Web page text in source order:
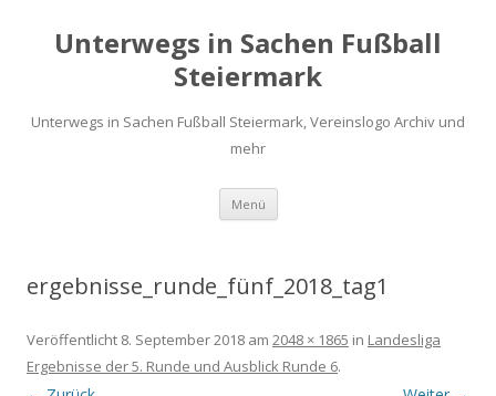
Unterwegs in Sachen Fußball
Steiermark
Unterwegs in Sachen Fußball Steiermark, Vereinslogo Archiv und
mehr
Menü Zum
springen
ergebnisse_runde_fünf_2018_tag1
Veröffentlicht 8. September 2018 am 2048 × 1865 in Landesliga
Ergebnisse der 5. Runde und Ausblick Runde 6.